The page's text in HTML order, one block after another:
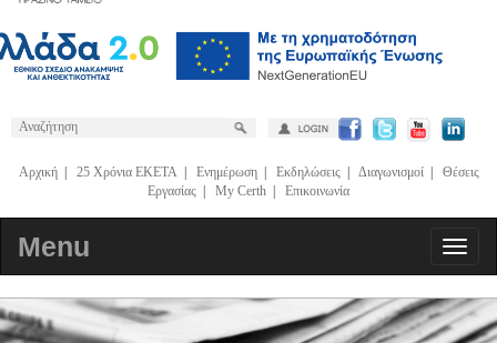
Αρχική| 25 Χρόνια ΕΚΕΤΑ| Ενημέρωση| Εκδηλώσεις| Διαγωνισμοί| Θέσεις
Εργασίας
My Certh Επικοινωνία
Menu